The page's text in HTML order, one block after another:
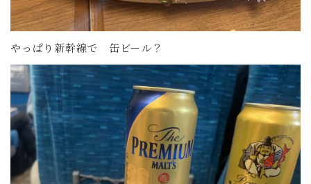
やっぱり新幹線で 缶ビール？